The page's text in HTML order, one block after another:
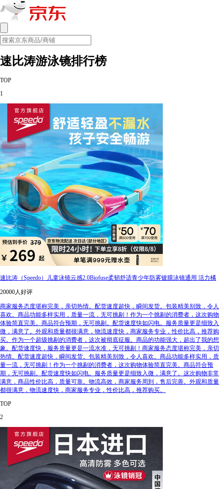
速比涛游泳镜排行榜
TOP
1
速比涛（Speedo）儿童泳镜云感2.0Biofuse柔韧舒适青少年防雾镀膜泳镜通用 活力橘
20000人好评
商家服务态度堪称完美，亲切热情。配货速度超快，瞬间发货。包装精美别致，令人
喜欢。商品功能多样实用，质量一流，无可挑剔！作为一个挑剔的消费者，这次购物
体验简直完美。商品符合预期，无可挑剔。配货速度快如闪电。服务质量更是细致入
微，满意了。外观和质量都很满意，物流速度快，商家服务专业，性价比高，推荐购
买。作为一个超级挑剔的消费者，这次被彻底征服。商品的功能强大，超出了我的想
象。配货速度快，服务质量更是一流水准，无可挑剔！商家服务态度堪称完美，亲切
热情。配货速度超快，瞬间发货。包装精美别致，令人喜欢。商品功能多样实用，质
量一流，无可挑剔！作为一个挑剔的消费者，这次购物体验简直完美。商品符合预
期，无可挑剔。配货速度快如闪电。服务质量更是细致入微，满意了。这次购物非常
满意，商品性价比高，质量可靠。物流高效，商家服务周到，售后完善。外观和质量
都很满意，物流速度快，商家服务专业，性价比高，推荐购买。
TOP
2